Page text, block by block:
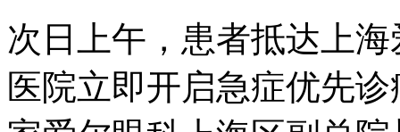
次日上午，患者抵达上
医院立即开启急症优先